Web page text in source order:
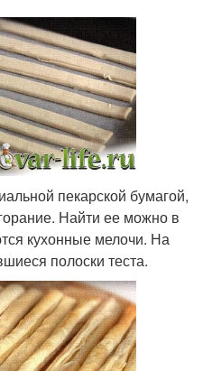
пекарской бумагой,
Найти ее можно в
кухонные мелочи. На
полоски теста.